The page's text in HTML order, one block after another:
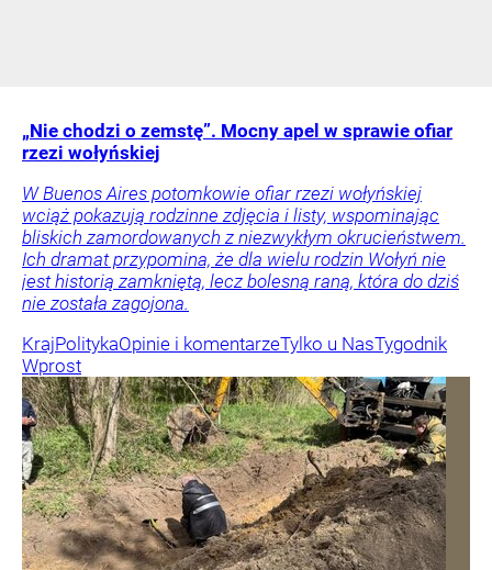
„Nie chodzi o zemstę”. Mocny apel w sprawie ofiar
rzezi wołyńskiej
W Buenos Aires potomkowie ofiar rzezi wołyńskiej
wciąż pokazują rodzinne zdjęcia i listy, wspominając
bliskich zamordowanych z niezwykłym okrucieństwem.
Ich dramat przypomina, że dla wielu rodzin Wołyń nie
jest historią zamkniętą, lecz bolesną raną, która do dziś
nie została zagojona.
KrajPolitykaOpinie i komentarzeTylko u NasTygodnik
Wprost